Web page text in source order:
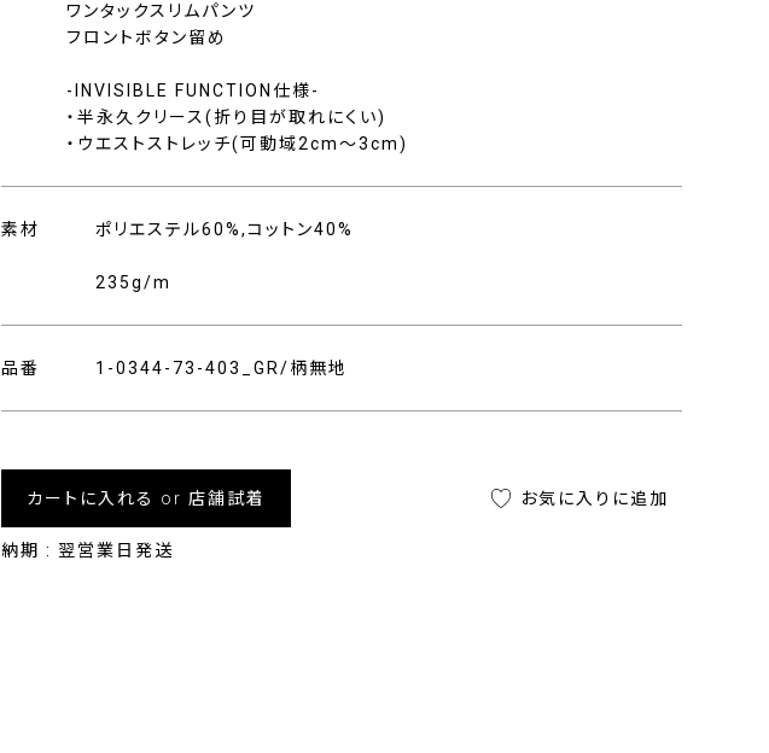
ワンタックスリムパンツ
フロントボタン留め
-INVISIBLE FUNCTION仕様-
・半永久クリース(折り目が取れにくい)
・ウエストストレッチ(可動域2cm〜3cm)
素材 ポリエステル60%,コットン40%
235g/m
品番 1-0344-73-403_GR/柄無地
カートに入れる or 店舗試着
納期 : 翌営業日発送
お気に入りに追加